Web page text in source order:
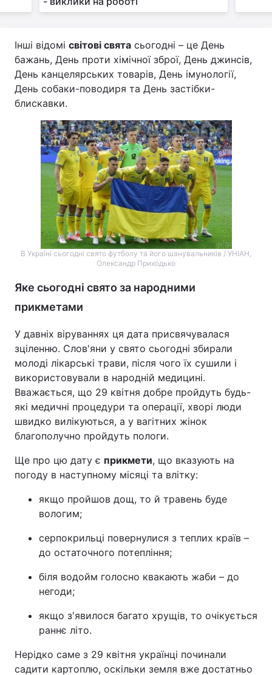
Інші відомі світові свята сьогодні – це День
бажань, День проти хімічної зброї, День джинсів,
День канцелярських товарів, День імунології,
День собаки-поводиря та День застібки-
блискавки.
В Україні сьогодні свято футболу та його шанувальників / УНІАН,
Олександр Приходько
Яке сьогодні свято за народними
прикметами
У давніх віруваннях ця дата присвячувалася
зціленню. Слов'яни у свято сьогодні збирали
молоді лікарські трави, після чого їх сушили і
використовували в народній медицині.
Вважається, що 29 квітня добре пройдуть будь-
які медичні процедури та операції, хворі люди
швидко вилікуються, а у вагітних жінок
благополучно пройдуть пологи.
Ще про цю дату є прикмети, що вказують на
погоду в наступному місяці та влітку:
якщо пройшов дощ, то й травень буде
вологим;
серпокрильці повернулися з теплих країв –
до остаточного потепління;
біля водойм голосно квакають жаби – до
негоди;
якщо з'явилося багато хрущів, то очікується
раннє літо.
Нерідко саме з 29 квітня українці починали
садити картоплю, оскільки земля вже достатньо